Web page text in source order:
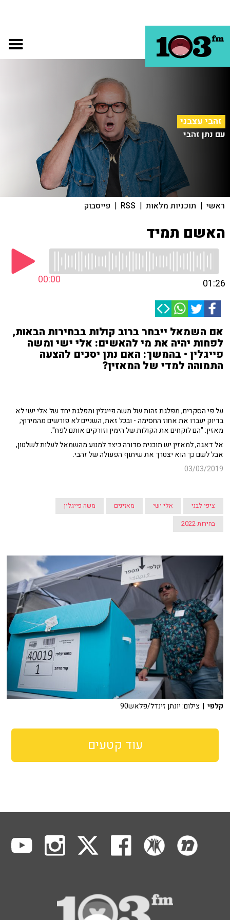
זהבי עצבני
עם נתן זהבי
ראשי | תוכניות מלאות |
RSS
| פייסבוק
האשם תמיד
00:00 01:26
אם השמאל ייבחר ברוב קולות בבחירות הבאות,
לפחות יהיה את מי להאשים: אלי ישי ומשה
פייגלין • בהמשך: האם נתן יסכים להצעה
התמוהה למדי של המאזין?
על פי הסקרים, מפלגת זהות של משה פייגלין ומפלגת יחד של אלי ישי לא
בדיוק יעברו את אחוז החסימה - ובכל זאת, השניים לא פורשים מהמירוץ;
מאזין: "הם לוקחים את הקולות של הימין וזורקים אותם לפח".
אל דאגה, למאזין יש תוכנית סדורה כיצד למנוע מהשמאל לעלות לשלטון,
אבל לשם כך הוא יצטרך את שיתוף הפעולה של זהבי.
03/03/2019
ציפי לבני אלי ישי מאזינים
משה פייגלין
בחירות 2022
קלפי | צילום: יונתן זינדל/פלאש90
עוד קטעים